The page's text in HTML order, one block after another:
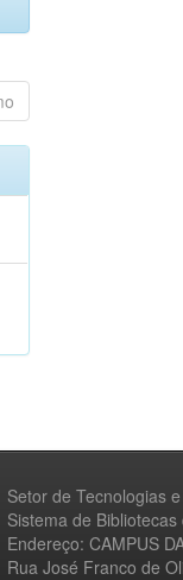
Setor de Tecnologias
Sistema de
Endereço: CAMPUS
Rua José Franco de